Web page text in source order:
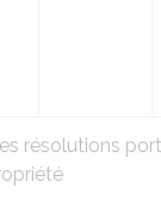
résolutions